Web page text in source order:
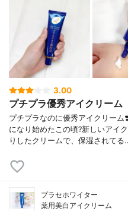
3.00
プチプラ優秀アイクリーム
プチプラなのに優秀アイクリー
になり始めたこの頃?新しいアイ
りしたクリームで、保湿されてる
プラセホワイター
薬用美白アイクリーム